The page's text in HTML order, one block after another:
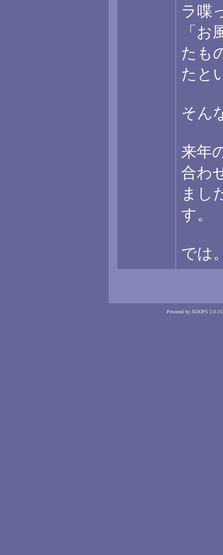
ラ喋
「
たも
たと
そん
来年
合わ
まし
す。
では
Powered by XOOPS